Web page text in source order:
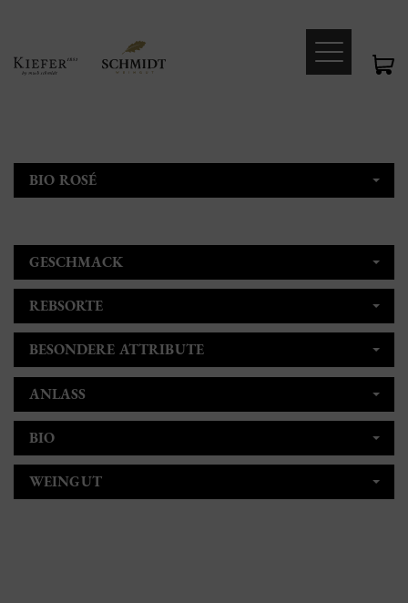
BIO ROSÉ
GESCHMACK
REBSORTE
BESONDERE ATTRIBUTE
ANLASS
BIO
WEINGUT